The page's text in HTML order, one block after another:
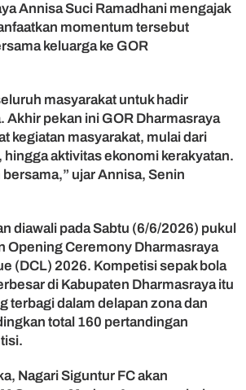
k
a
n
a
A
g
e
n
R
D
h
a
r
m
r
Annisa Suci Ramadhani mengajak
momentum tersebut
keluarga ke GOR
masyarakat untuk hadir
Akhir pekan ini GOR Dharmasraya
kegiatan masyarakat, mulai dari
aktivitas ekonomi kerakyatan.
bersama,” ujar Annisa, Senin
diawali pada Sabtu (6/6/2026) pukul
Opening Ceremony Dharmasraya
(DCL) 2026. Kompetisi sepak bola
di Kabupaten Dharmasraya itu
terbagi dalam delapan zona dan
total 160 pertandingan
Nagari Siguntur FC akan